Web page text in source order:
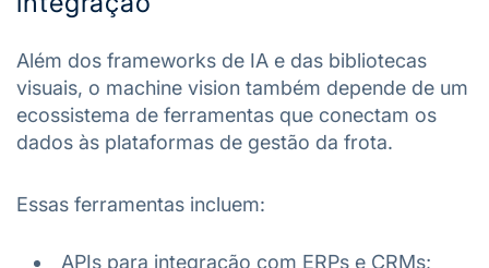
Além dos frameworks de IA e das bibliotecas
visuais, o machine vision também depende de um
ecossistema de ferramentas que conectam os
dados às plataformas de gestão da frota.
Essas ferramentas incluem:
APIs para integração com ERPs e CRMs;